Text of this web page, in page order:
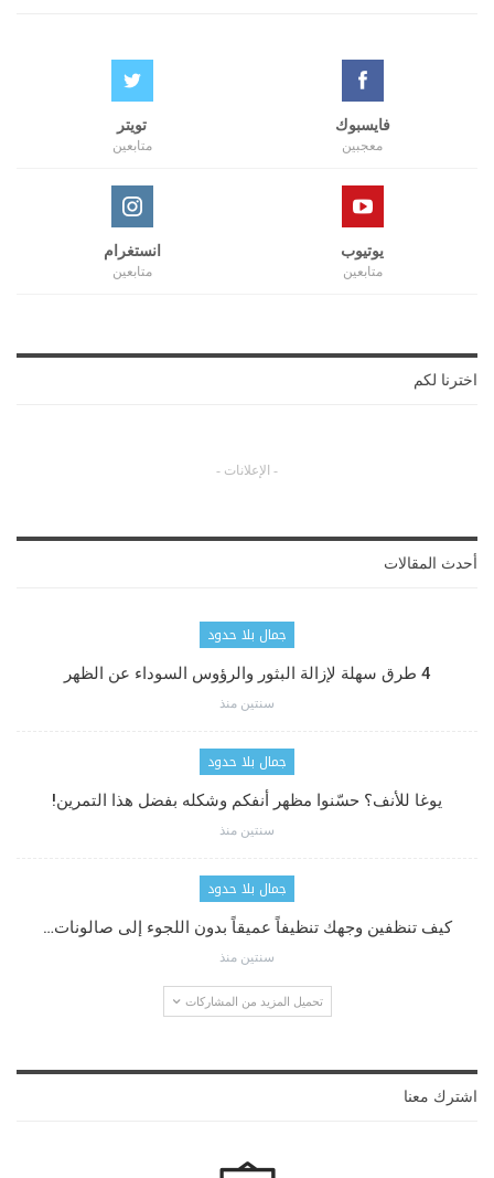
فايسبوك
معجبين
تويتر
متابعين
يوتيوب
متابعين
انستغرام
متابعين
اخترنا لكم
- الإعلانات -
أحدث المقالات
جمال بلا حدود
4 طرق سهلة لإزالة البثور والرؤوس السوداء عن الظهر
سنتين منذ
جمال بلا حدود
يوغا للأنف؟ حسّنوا مظهر أنفكم وشكله بفضل هذا التمرين!
سنتين منذ
جمال بلا حدود
كيف تنظفين وجهك تنظيفاً عميقاً بدون اللجوء إلى صالونات…
سنتين منذ
تحميل المزيد من المشاركات
اشترك معنا